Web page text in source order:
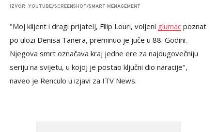
IZVOR: YOUTUBE/SCREENSHOT/SMART MENAGEMENT
"Moj klijent i dragi prijatelj, Filip Louri, voljeni glumac poznat
po ulozi Denisa Tanera, preminuo je juče u 88. Godini.
Njegova smrt označava kraj jedne ere za najdugovečniju
seriju na svijetu, u kojoj je postao ključni dio naracije",
naveo je Renculo u izjavi za ITV News.